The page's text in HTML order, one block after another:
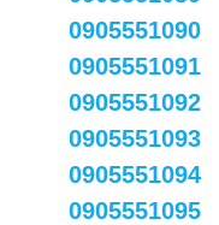
0905551090
0905551091
0905551092
0905551093
0905551094
0905551095